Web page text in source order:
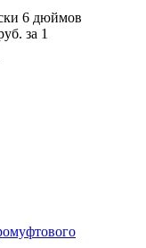
6 дюймов
за 1